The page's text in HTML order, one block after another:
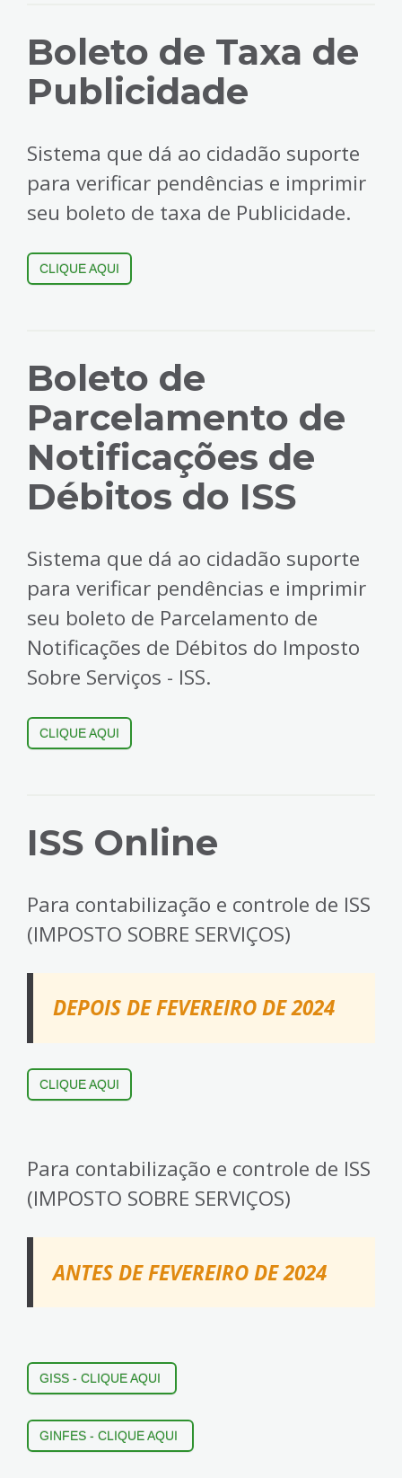
Boleto de Taxa de
Publicidade
Sistema que dá ao cidadão suporte
para verificar pendências e imprimir
seu boleto de taxa de Publicidade.
CLIQUE AQUI
Boleto de
Parcelamento de
Notificações de
Débitos do ISS
Sistema que dá ao cidadão suporte
para verificar pendências e imprimir
seu boleto de Parcelamento de
Notificações de Débitos do Imposto
Sobre Serviços - ISS.
CLIQUE AQUI
ISS Online
Para contabilização e controle de ISS
(IMPOSTO SOBRE SERVIÇOS)
DEPOIS DE FEVEREIRO DE 2024
CLIQUE AQUI
Para contabilização e controle de ISS
(IMPOSTO SOBRE SERVIÇOS)
ANTES DE FEVEREIRO DE 2024
GISS - CLIQUE AQUI
GINFES - CLIQUE AQUI